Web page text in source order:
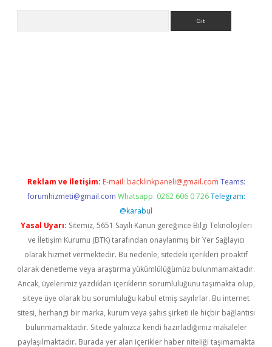
Reklam ve İletişim: E-mail: backlinkpaneli@gmail.com Teams:
forumhizmeti@gmail.com Whatsapp: 0262 606 0 726 Telegram:
@karabul
Yasal Uyarı: Sitemiz, 5651 Sayılı Kanun gereğince Bilgi Teknolojileri
ve İletişim Kurumu (BTK) tarafından onaylanmış bir Yer Sağlayıcı
olarak hizmet vermektedir. Bu nedenle, sitedeki içerikleri proaktif
olarak denetleme veya araştırma yükümlülüğümüz bulunmamaktadır.
Ancak, üyelerimiz yazdıkları içeriklerin sorumluluğunu taşımakta olup,
siteye üye olarak bu sorumluluğu kabul etmiş sayılırlar. Bu internet
sitesi, herhangi bir marka, kurum veya şahıs şirketi ile hiçbir bağlantısı
bulunmamaktadır. Sitede yalnızca kendi hazırladığımız makaleler
paylaşılmaktadır. Burada yer alan içerikler haber niteliği taşımamakta